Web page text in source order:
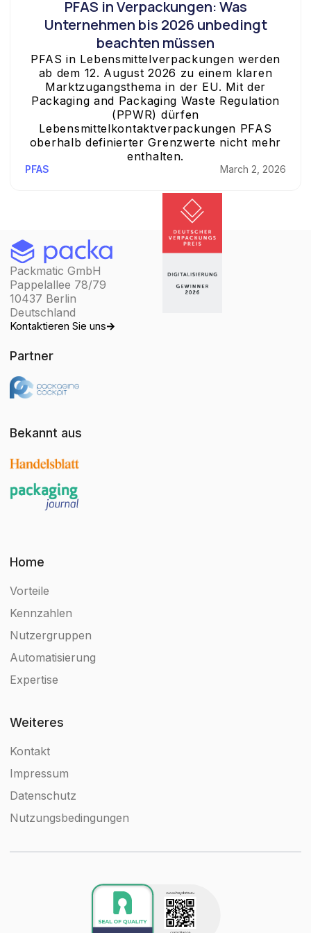
PFAS in Verpackungen: Was
Unternehmen bis 2026 unbedingt
beachten müssen
PFAS in Lebensmittelverpackungen werden
ab dem 12. August 2026 zu einem klaren
Marktzugangsthema in der EU. Mit der
Packaging and Packaging Waste Regulation
(PPWR) dürfen
Lebensmittelkontaktverpackungen PFAS
oberhalb definierter Grenzwerte nicht mehr
enthalten.
PFAS March 2, 2026
Packmatic GmbH
Pappelallee 78/79
10437 Berlin
Deutschland
Kontaktieren Sie uns
Partner
Bekannt aus
Home
Vorteile
Kennzahlen
Nutzergruppen
Automatisierung
Expertise
Weiteres
Kontakt
Impressum
Datenschutz
Nutzungsbedingungen